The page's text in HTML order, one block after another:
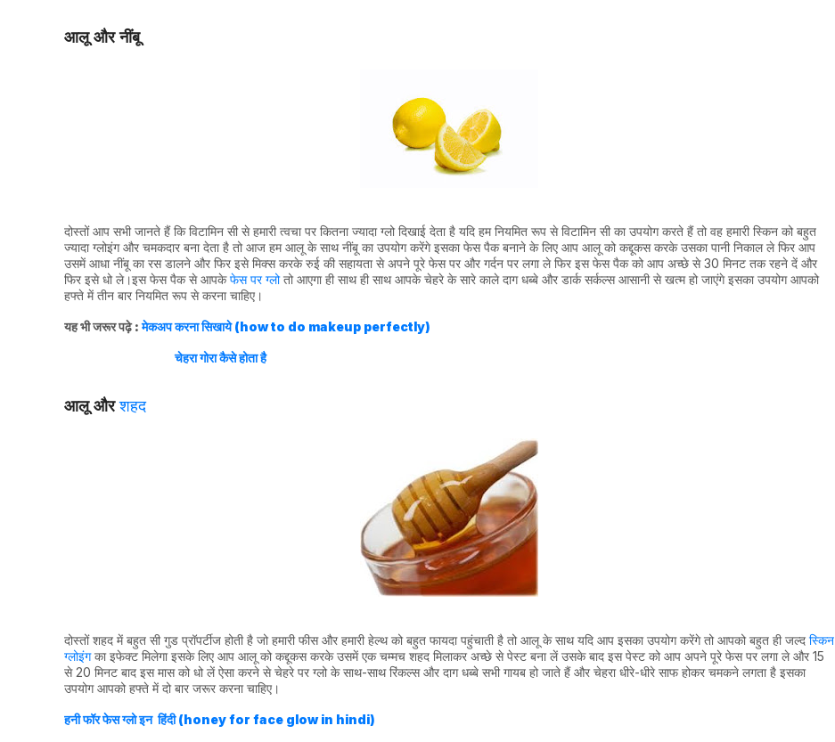
आलू और नींबू
दोस्तों आप सभी जानते हैं कि विटामिन सी से हमारी त्वचा पर कितना ज्यादा ग्लो दिखाई देता है यदि हम नियमित रूप से विटामिन सी का उपयोग करते हैं तो वह हमारी स्किन को बहुत
ज्यादा ग्लोइंग और चमकदार बना देता है तो आज हम आलू के साथ नींबू का उपयोग करेंगे इसका फेस पैक बनाने के लिए आप आलू को कद्दूकस करके उसका पानी निकाल ले फिर आप
उसमें आधा नींबू का रस डालने और फिर इसे मिक्स करके रुई की सहायता से अपने पूरे फेस पर और गर्दन पर लगा ले फिर इस फेस पैक को आप अच्छे से 30 मिनट तक रहने दें और
फिर इसे धो ले।इस फेस पैक से आपकेफेस पर ग्लोतो आएगा ही साथ ही साथ आपके चेहरे के सारे काले दाग धब्बे और डार्क सर्कल्स आसानी से खत्म हो जाएंगे इसका उपयोग आपको
हफ्ते में तीन बार नियमित रूप से करना चाहिए।
यह भी जरूर पढ़े :मेकअप करना सिखाये (how to do makeup perfectly)
चेहरा गोरा कैसे होता है
आलू औरशहद
दोस्तों शहद में बहुत सी गुड प्रॉपर्टीज होती है जो हमारी फीस और हमारी हेल्थ को बहुत फायदा पहुंचाती है तो आलू के साथ यदि आप इसका उपयोग करेंगे तो आपको बहुत ही जल्द स्किन
ग्लोइंगका इफेक्ट मिलेगा इसके लिए आप आलू को कद्दूकस करके उसमें एक चम्मच शहद मिलाकर अच्छे से पेस्ट बना लें उसके बाद इस पेस्ट को आप अपने पूरे फेस पर लगा ले और 15
से 20 मिनट बाद इस मास को धो लें ऐसा करने से चेहरे पर ग्लो के साथ-साथ रिंकल्स और दाग धब्बे सभी गायब हो जाते हैं और चेहरा धीरे-धीरे साफ होकर चमकने लगता है इसका
उपयोग आपको हफ्ते में दो बार जरूर करना चाहिए।
हनी फॉर फेस ग्लो इन हिंदी (honey for face glow in hindi)